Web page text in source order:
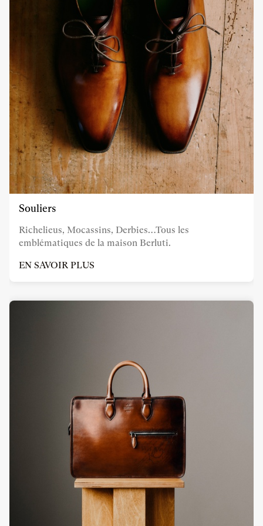
Souliers
Richelieus, Mocassins, Derbies…Tous les
emblématiques de la maison Berluti.
EN SAVOIR PLUS